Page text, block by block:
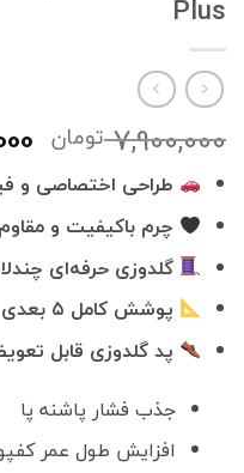
Plus
7,900,000 تومان
طراحی اختصاصی و
چرم باکیفیت و مقاوم
گلدوزی حرفه‌ای
پوشش کامل ۵ بعدی
پد گلدوزی قابل
جذب فشار پاشنه پا
افزایش طول عمر